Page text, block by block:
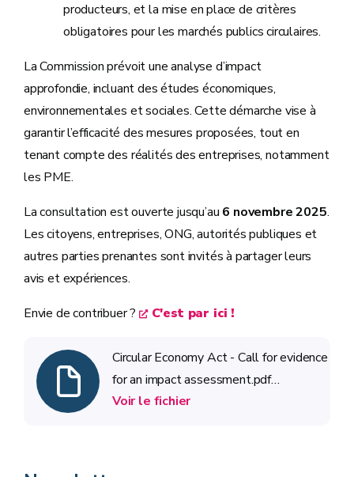
producteurs, et la mise en place de critères
obligatoires pour les marchés publics circulaires.
La Commission prévoit une analyse d’impact
approfondie, incluant des études économiques,
environnementales et sociales. Cette démarche vise à
garantir l’efficacité des mesures proposées, tout en
tenant compte des réalités des entreprises, notamment
les PME.
La consultation est ouverte jusqu’au 6 novembre 2025.
Les citoyens, entreprises, ONG, autorités publiques et
autres parties prenantes sont invités à partager leurs
avis et expériences.
Envie de contribuer ?
C'est par ici !
Circular Economy Act - Call for evidence
for an impact assessment.pdf
(ROADMAP)
Voir le fichier